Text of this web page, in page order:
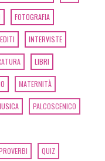
FOTOGRAFIA
INTERVISTE
LIBRI
MATERNITÀ
PALCOSCENICO
QUIZ